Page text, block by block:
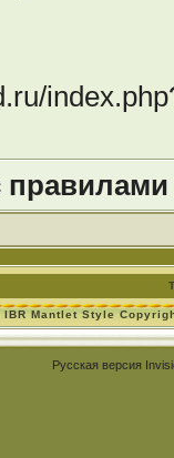
IBR Mantlet Style
Русская версия